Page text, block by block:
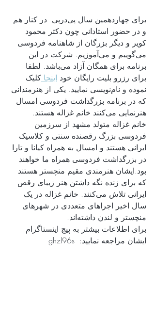
برای چهاردهمین سال پی‌در‌پی  در کنار هم
و در حضور استادانی چون دکتر محمود
کویر و دیگر بزرگان از شاهنامه فردوسی
می‌گوییم و می‌آموزیم. شرکت در این
برنامه برای همگان آزاد می‌باشد. لطفا
برای رزرو بلیت رایگان خود اینجا کلیک
نموده و نام‌نویسی نمایید. یکی از هنرمندانی
که در برنامه بزرگداشت فردوسی امسال
هنرنمایی می‌کنند خانم غزاله هستند.
خانم غزاله متولد مشهد از سرزمین
فردوسی بزرگ رقصنده سنتی و کلاسیک
ایرانی هستند و امسال به همراه کیانا و تارا
در بزرگداشت فردوسی همراه ما خواهند
بود.ایشان هنرمندی مقیم منچستر هستند
که برای زنده نگه داشتن هنر زیبای رقص
ایرانی تلاش می‌کنند. خانم غزاله در یک
سال اخیر اجراهای متعددی در شهرهای
منچستر و لندن داشته‌اند.
برای اطلاعات بیشتر به پیج اینستاگرام
ایشان مراجعه نمایید:  ghzl96s